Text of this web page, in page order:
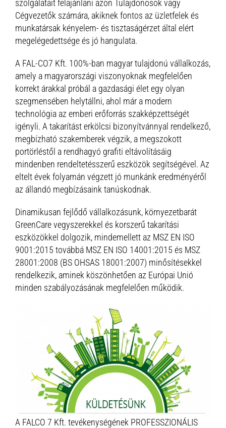
szolgálatait felajánlani azon Tulajdonosok vagy
Cégvezetők számára, akiknek fontos az üzletfelek és
munkatársak kényelem- és tisztaságérzet által elért
megelégedettsége és jó hangulata.
A FAL-CO7 Kft. 100%-ban magyar tulajdonú vállalkozás,
amely a magyarországi viszonyoknak megfelelően
korrekt árakkal próbál a gazdasági élet egy olyan
szegmensében helytállni, ahol már a modern
technológia az emberi erőforrás szakképzettségét
igényli. A takarítást erkölcsi bizonyítvánnyal rendelkező,
megbízható szakemberek végzik, a megszokott
portörléstől a rendhagyó grafiti eltávolításáig
mindenben rendeltetésszerű eszközök segítségével. Az
eltelt évek folyamán végzett jó munkánk eredményéről
az állandó megbízásaink tanúskodnak.
Dinamikusan fejlődő vállalkozásunk, környezetbarát
GreenCare vegyszerekkel és korszerű takarítási
eszközökkel dolgozik, mindemellett az MSZ EN ISO
9001:2015 továbbá MSZ EN ISO 14001:2015 és MSZ
28001:2008 (BS OHSAS 18001:2007) minősítésekkel
rendelkezik, aminek köszönhetően az Európai Unió
minden szabályozásának megfelelően működik.
A FALCO 7 Kft. tevékenységének PROFESSZIONÁLIS